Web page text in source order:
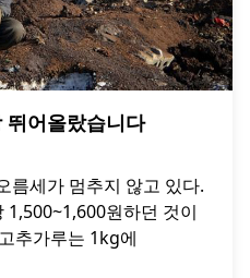
어올랐습니다
름세가 멈추지 않고 있다.
원하던 것이
추가루는 1kg에